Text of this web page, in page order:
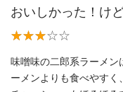
おいしかった！け
味噌味の二郎系ラーメン
ーメンよりも食べやすく